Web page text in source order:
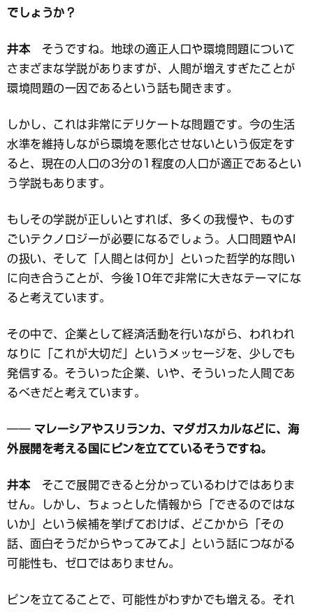
でしょうか？
井本そうですね。地球の適正人口や環境問題について
さまざまな学説がありますが、人間が増えすぎたことが
環境問題の一因であるという話も聞きます。
しかし、これは非常にデリケートな問題です。今の生活
水準を維持しながら環境を悪化させないという仮定をす
ると、現在の人口の3分の1程度の人口が適正であるとい
う学説もあります。
もしその学説が正しいとすれば、多くの我慢や、ものす
ごいテクノロジーが必要になるでしょう。人口問題やAI
の扱い、そして「人間とは何か」といった哲学的な問い
に向き合うことが、今後10年で非常に大きなテーマにな
ると考えています。
その中で、企業として経済活動を行いながら、われわれ
なりに「これが大切だ」というメッセージを、少しでも
発信する。そういった企業、いや、そういった人間であ
るべきだと考えています。
── マレーシアやスリランカ、マダガスカルなどに、海
外展開を考える国にピンを立てているそうですね。
井本そこで展開できると分かっているわけではありま
せん。しかし、ちょっとした情報から「できるのではな
いか」という候補を挙げておけば、どこかから「その
話、面白そうだからやってみてよ」という話につながる
可能性も、ゼロではありません。
ピンを立てることで、可能性がわずかでも増える。それ